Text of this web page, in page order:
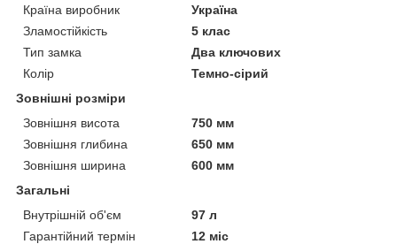
Країна виробник
Україна
Зламостійкість
5 клас
Тип замка
Два ключових
Колір
Темно-сірий
Зовнішні розміри
Зовнішня висота
750 мм
Зовнішня глибина
650 мм
Зовнішня ширина
600 мм
Загальні
Внутрішній об'єм
97 л
Гарантійний термін
12 міс